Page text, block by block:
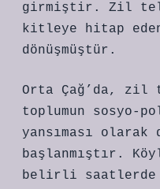
girmiştir. Zil
kitleye hitap
dönüşmüştür.
Orta Çağ’da, zil
toplumun sosyo-
yansıması olarak
başlanmıştır.
belirli